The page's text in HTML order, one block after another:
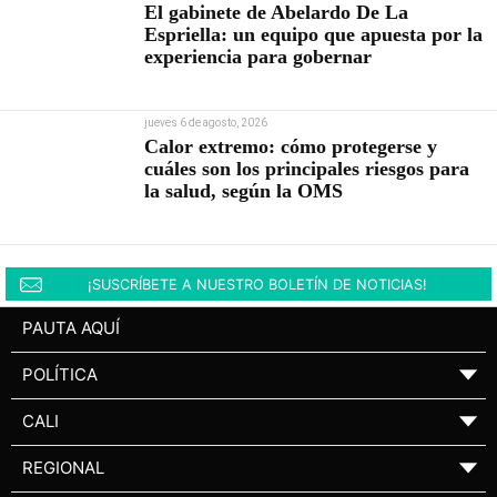
El gabinete de Abelardo De La
Espriella: un equipo que apuesta por la
experiencia para gobernar
jueves 6 de agosto, 2026
Calor extremo: cómo protegerse y
cuáles son los principales riesgos para
la salud, según la OMS
¡SUSCRÍBETE A NUESTRO BOLETÍN DE NOTICIAS!
PAUTA AQUÍ
POLÍTICA ▼
CALI ▼
REGIONAL ▼